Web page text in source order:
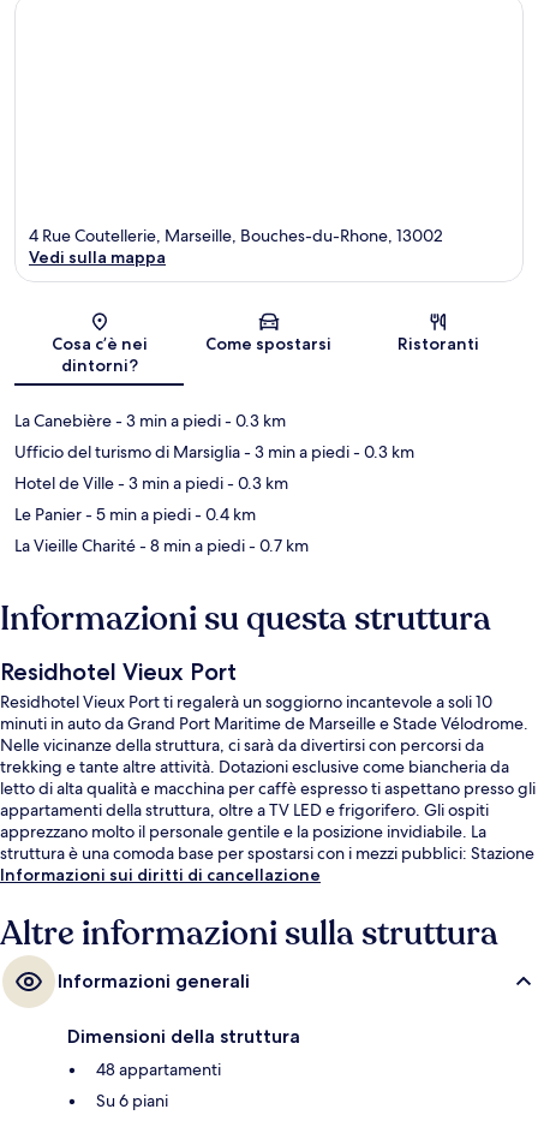
Mappa
4 Rue Coutellerie, Marseille, Bouches-du-Rhone, 13002
Vedi sulla mappa
Cosa c’è nei
dintorni?
Come spostarsi Ristoranti
La Canebière- 3 min a piedi- 0.3 km
Ufficio del turismo di Marsiglia- 3 min a piedi- 0.3 km
Hotel de Ville- 3 min a piedi- 0.3 km
Le Panier- 5 min a piedi- 0.4 km
La Vieille Charité- 8 min a piedi- 0.7 km
Informazioni su questa struttura
Residhotel Vieux Port
Residhotel Vieux Port ti regalerà un soggiorno incantevole a soli 10
minuti in auto da Grand Port Maritime de Marseille e Stade Vélodrome.
Nelle vicinanze della struttura, ci sarà da divertirsi con percorsi da
trekking e tante altre attività. Dotazioni esclusive come biancheria da
letto di alta qualità e macchina per caffè espresso ti aspettano presso gli
appartamenti della struttura, oltre a TV LED e frigorifero. Gli ospiti
apprezzano molto il personale gentile e la posizione invidiabile. La
struttura è una comoda base per spostarsi con i mezzi pubblici: Stazione
metro di Vieux-Port si trova a 3 min a piedi e Stazione metro di
Informazioni sui diritti di cancellazione
Altre informazioni sulla struttura
Informazioni generali
Dimensioni della struttura
48 appartamenti
Su 6 piani